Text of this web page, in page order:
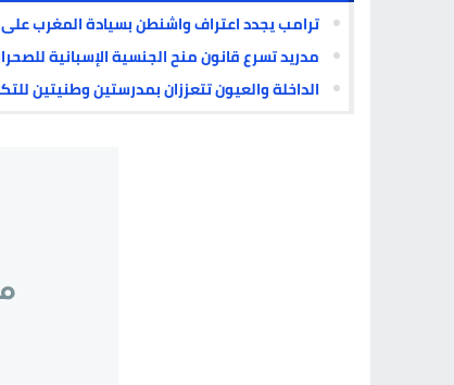
ترامب يجدد اعتراف واشنطن بسيادة المغرب
مدريد تسرع قانون منح الجنسية الإسبانية
الداخلة والعيون تتعززان بمدرستين وطنيتين